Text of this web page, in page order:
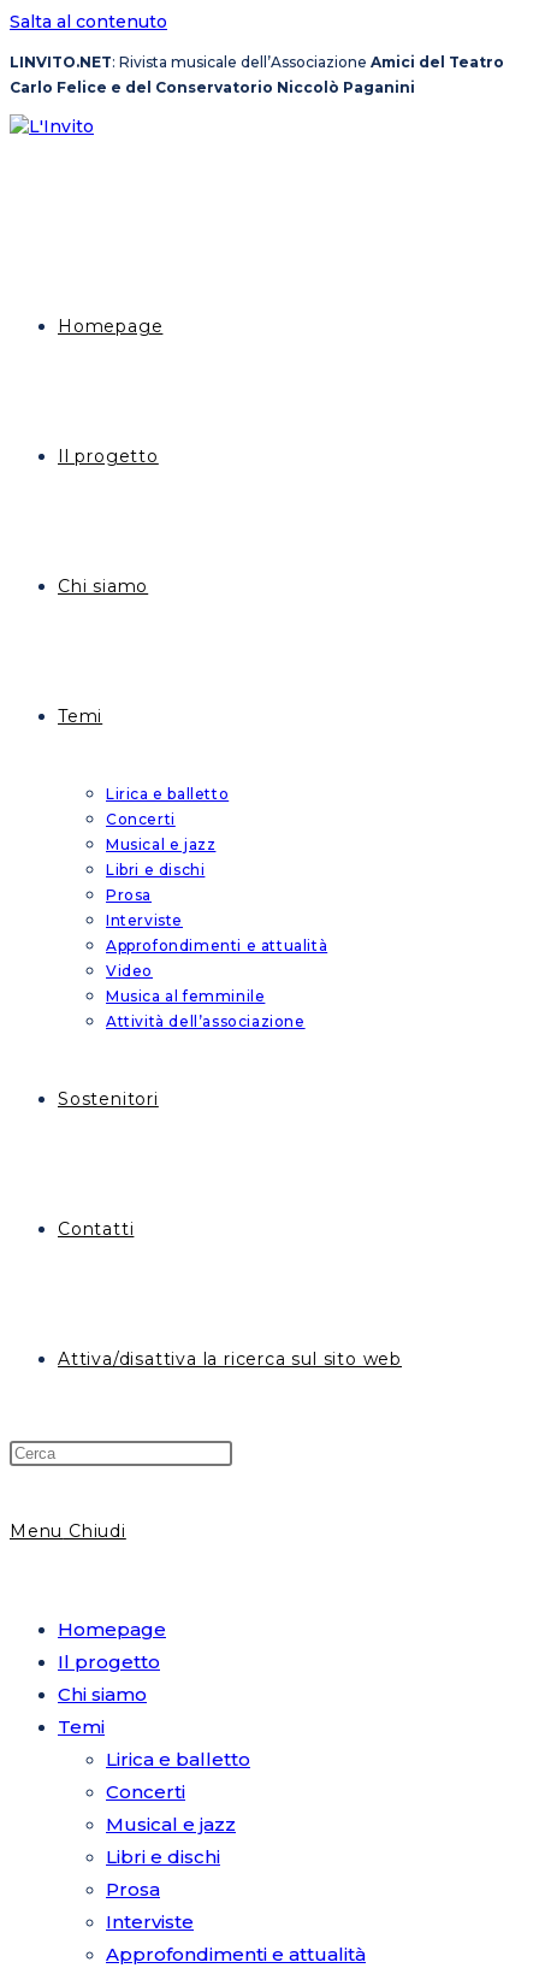
Salta al contenuto
LINVITO.NET: Rivista musicale dell’Associazione Amici del Teatro
Carlo Felice e del Conservatorio Niccolò Paganini
Homepage
Il progetto
Chi siamo
Temi
Lirica e balletto
Concerti
Musical e jazz
Libri e dischi
Prosa
Interviste
Approfondimenti e attualità
Video
Musica al femminile
Attività dell’associazione
Sostenitori
Contatti
Attiva/disattiva la ricerca sul sito web
Menu Chiudi
Homepage
Il progetto
Chi siamo
Temi
Lirica e balletto
Concerti
Musical e jazz
Libri e dischi
Prosa
Interviste
Approfondimenti e attualità